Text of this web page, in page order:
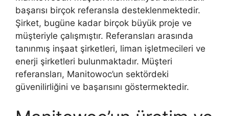
başarısı birçok referansla desteklenmektedir.
Şirket, bugüne kadar birçok büyük proje ve
müşteriyle çalışmıştır. Referansları arasında
tanınmış inşaat şirketleri, liman işletmecileri ve
enerji şirketleri bulunmaktadır. Müşteri
referansları, Manitowoc’un sektördeki
güvenilirliğini ve başarısını göstermektedir.